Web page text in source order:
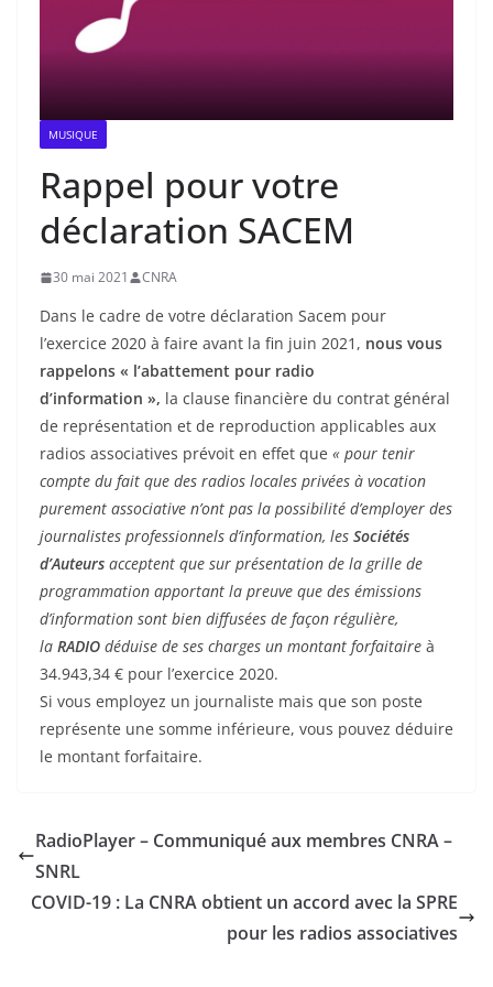
MUSIQUE
Rappel pour votre
déclaration SACEM
30 mai 2021 CNRA
Dans le cadre de votre déclaration Sacem pour
l’exercice 2020 à faire avant la fin juin 2021, nous vous
rappelons « l’abattement pour radio
d’information », la clause financière du contrat général
de représentation et de reproduction applicables aux
radios associatives prévoit en effet que « pour tenir
compte du fait que des radios locales privées à vocation
purement associative n’ont pas la possibilité d’employer des
journalistes professionnels d’information, les Sociétés
d’Auteurs acceptent que sur présentation de la grille de
programmation apportant la preuve que des émissions
d’information sont bien diffusées de façon régulière,
la RADIO déduise de ses charges un montant forfaitaire à
34.943,34 € pour l’exercice 2020.
Si vous employez un journaliste mais que son poste
représente une somme inférieure, vous pouvez déduire
le montant forfaitaire.
RadioPlayer – Communiqué aux membres CNRA –
SNRL
COVID-19 : La CNRA obtient un accord avec la SPRE
pour les radios associatives